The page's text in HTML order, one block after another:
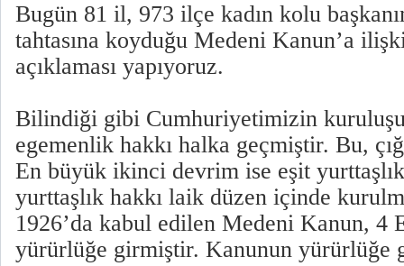
Bugün 81 il, 973 ilçe kadın kolu
tahtasına koyduğu Medeni Kanun’a
açıklaması yapıyoruz.
Bilindiği gibi Cumhuriyetimizin
egemenlik hakkı halka geçmiştir. Bu,
En büyük ikinci devrim ise eşit
yurttaşlık hakkı laik düzen içinde
1926’da kabul edilen Medeni Kanun, 4
yürürlüğe girmiştir. Kanunun yürürlüğe